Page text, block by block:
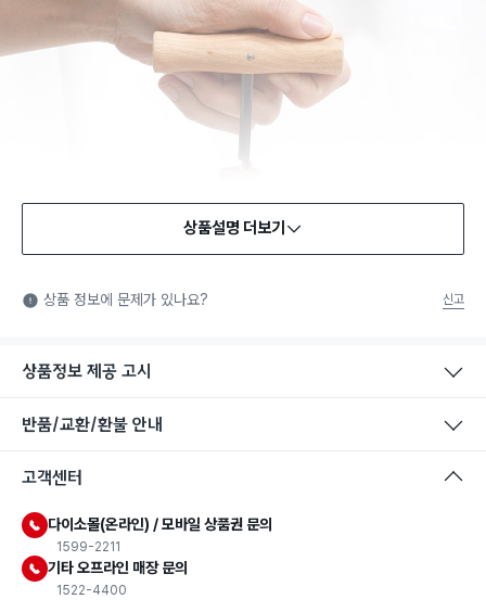
상품설명 더보기
상품 정보에 문제가 있나요? 신고
상품정보 제공 고시
반품/교환/환불 안내
고객센터
다이소몰(온라인) / 모바일 상품권 문의
1599-2211
기타 오프라인 매장 문의
1522-4400